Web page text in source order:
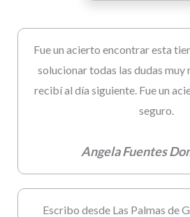
Fue un acierto encontrar esta
solucionar todas las dudas muy
recibí al día siguiente. Fue un
seguro.
Angela Fuentes
Escribo desde Las Palmas de